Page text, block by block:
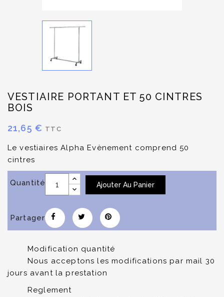
VESTIAIRE PORTANT ET 50 CINTRES
BOIS
21,65 € TTC
Le vestiaires Alpha Evènement comprend 50
cintres
Quantité Ajouter Au Panier
Partager
Modification quantité
Nous acceptons les modifications par mail 30
jours avant la prestation
Reglement